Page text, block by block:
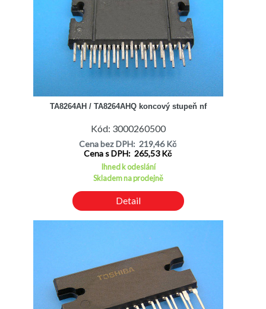
TA8264AH / TA8264AHQ koncový stupeň nf
Kód: 3000260500
Cena bez DPH: 219,46 Kč
Cena s DPH: 265,53 Kč
Ihned k odeslání
Skladem na prodejně
Detail